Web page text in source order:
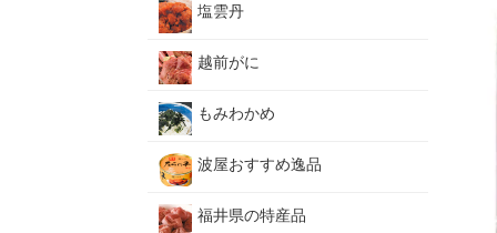
塩雲丹
越前がに
もみわかめ
波屋おすすめ逸品
福井県の特産品